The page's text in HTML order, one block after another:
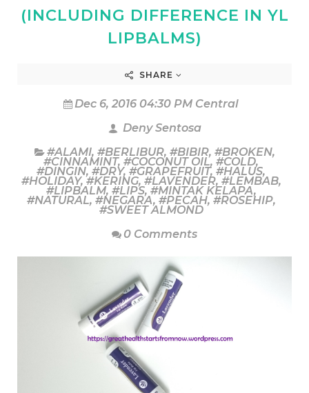
(INCLUDING DIFFERENCE IN YL
LIPBALMS)
SHARE
Dec 6, 2016 04:30 PM Central
Deny Sentosa
#ALAMI, #BERLIBUR, #BIBIR, #BROKEN,
#CINNAMINT, #COCONUT OIL, #COLD,
#DINGIN, #DRY, #GRAPEFRUIT, #HALUS,
#HOLIDAY, #KERING, #LAVENDER, #LEMBAB,
#LIPBALM, #LIPS, #MINTAK KELAPA,
#NATURAL, #NEGARA, #PECAH, #ROSEHIP,
#SWEET ALMOND
0 Comments